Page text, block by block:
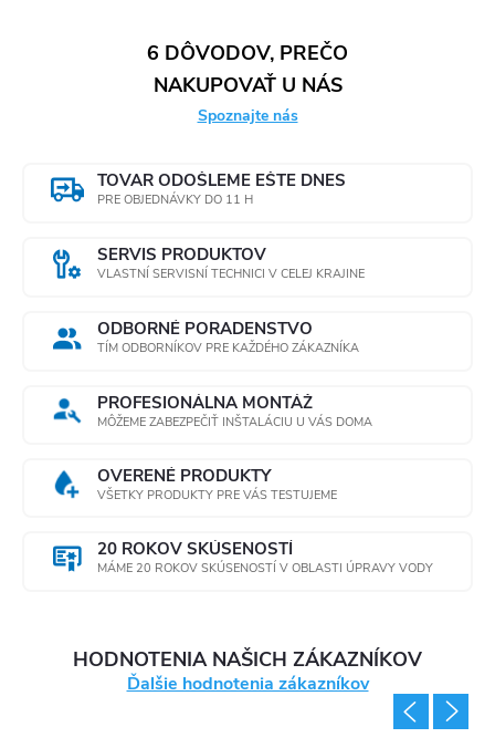
6 DÔVODOV, PREČO
NAKUPOVAŤ U NÁS
Spoznajte nás
TOVAR ODOŠLEME EŠTE DNES
PRE OBJEDNÁVKY DO 11 H
SERVIS PRODUKTOV
VLASTNÍ SERVISNÍ TECHNICI V CELEJ KRAJINE
ODBORNÉ PORADENSTVO
TÍM ODBORNÍKOV PRE KAŽDÉHO ZÁKAZNÍKA
PROFESIONÁLNA MONTÁŽ
MÔŽEME ZABEZPEČIŤ INŠTALÁCIU U VÁS DOMA
OVERENÉ PRODUKTY
VŠETKY PRODUKTY PRE VÁS TESTUJEME
20 ROKOV SKÚSENOSTÍ
MÁME 20 ROKOV SKÚSENOSTÍ V OBLASTI ÚPRAVY VODY
HODNOTENIA NAŠICH ZÁKAZNÍKOV
Ďalšie hodnotenia zákazníkov